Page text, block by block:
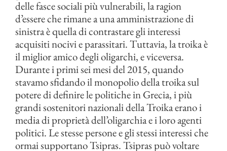
delle fasce sociali più vulnerabili, la ragion
d’essere che rimane a una amministrazione di
sinistra è quella di contrastare gli interessi
acquisiti nocivi e parassitari. Tuttavia, la troika è
il miglior amico degli oligarchi, e viceversa.
Durante i primi sei mesi del 2015, quando
stavamo sfidando il monopolio della troika sul
potere di definire le politiche in Grecia, i più
grandi sostenitori nazionali della Troika erano i
media di proprietà dell’oligarchia e i loro agenti
politici. Le stesse persone e gli stessi interessi che
ormai supportano Tsipras. Tsipras può voltare